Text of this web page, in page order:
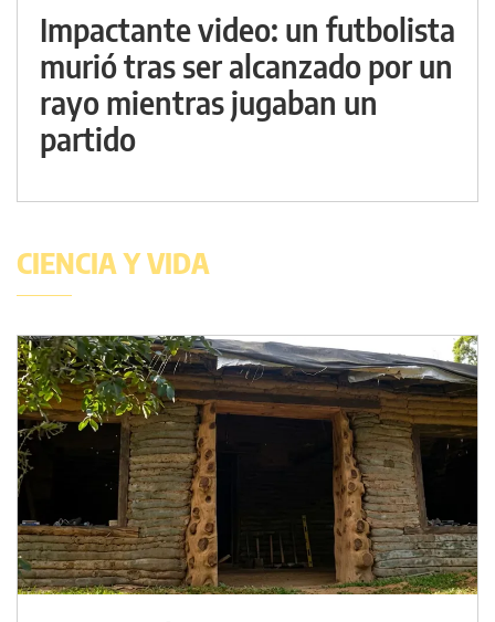
Impactante video: un futbolista
murió tras ser alcanzado por un
rayo mientras jugaban un
partido
CIENCIA Y VIDA